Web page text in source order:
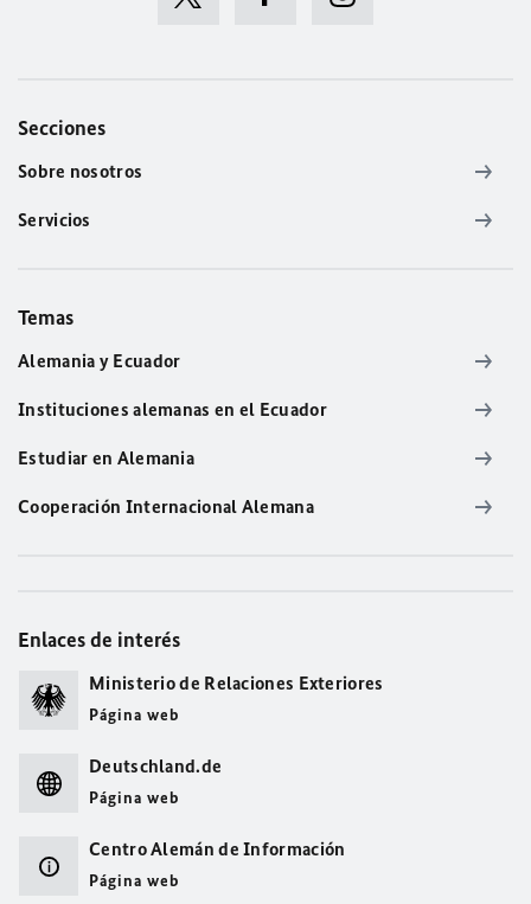
Secciones
Sobre nosotros
Servicios
Temas
Alemania y Ecuador
Instituciones alemanas en el Ecuador
Estudiar en Alemania
Cooperación Internacional Alemana
Enlaces de interés
Ministerio de Relaciones Exteriores
Página web
Deutschland.de
Página web
Centro Alemán de Información
Página web